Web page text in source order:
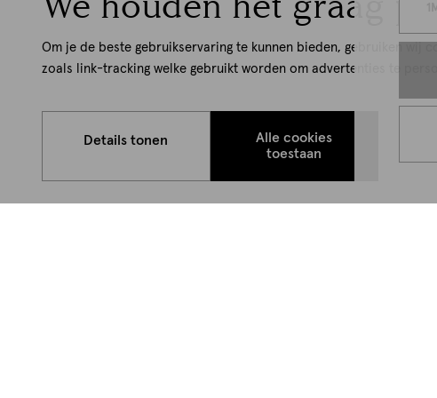
Om je de beste gebruikservaring te kunnen bieden, gebruiken wij
zoals link-tracking welke gebruikt worden om advertenties te
Details tonen
Alle cookies
toestaan